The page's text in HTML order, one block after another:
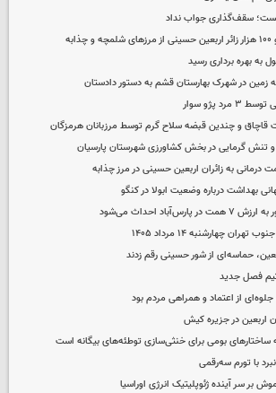
سقف‌گذاری جواب نداد
به بهره برداری رسید
پژو سوار
و تنش گرمایی در بخش کشاورزی شهرستان پارسیان
بهداشت درباره وضعیت ابولا در کنگو
احداث می‌شود
چهارشنبه ۱۴ مرداد ۱۴۰۵
حماسه‌ای از شور حسینی رقم زدند
فصل جدید
جلوه‌ای از اعتماد و همراهی مردم بود
اربعین در جزیره کیش
ساختارهای بومی برای خنثی‌سازی توطئه‌های بیگانه است
با تورم سه‌رقمی
بر سر آینده ژئوپلیتیک انرژی اوراسیا